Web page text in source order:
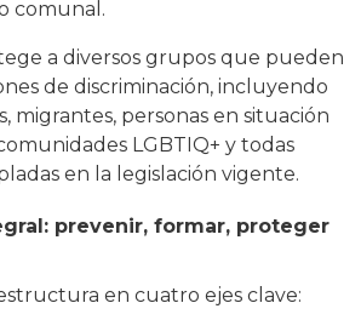
comunal.
a diversos grupos que pueden
de discriminación, incluyendo
migrantes, personas en situación
LGBTIQ+ y todas
en la legislación vigente.
prevenir, formar, proteger
en cuatro ejes clave: